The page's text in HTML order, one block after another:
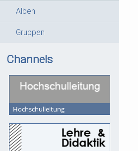
Alben
Gruppen
Channels
Hochschulleitung